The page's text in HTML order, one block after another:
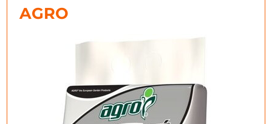
AGRO